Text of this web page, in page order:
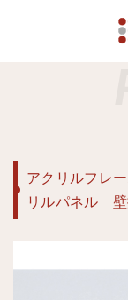
アクリルフレ
リルパネル